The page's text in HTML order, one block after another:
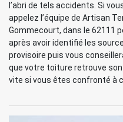
l’abri de tels accidents. Si
appelez l’équipe de Artisan
Gommecourt, dans le 62111
après avoir identifié les
provisoire puis vous
que votre toiture retrouve
vite si vous êtes confronté à